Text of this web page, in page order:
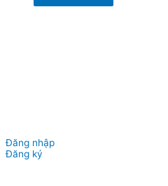
Đăng nhập
Đăng ký